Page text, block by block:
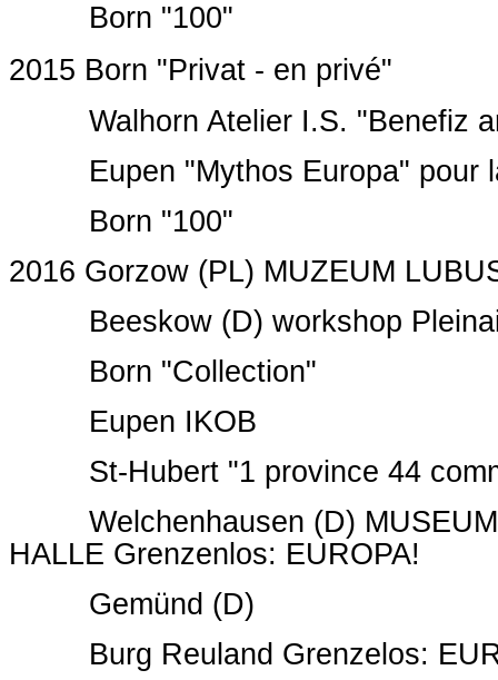
Born "100"
2015 Born "Privat - en privé"
Walhorn Atelier I.S. "Benefiz
Eupen "Mythos Europa" pour
Born "100"
2016 Gorzow (PL) MUZEUM
Beeskow (D) workshop
Born "Collection"
Eupen IKOB
St-Hubert "1 province 44
Welchenhausen (D) MUSEUM
HALLE Grenzenlos: EUROPA!
Gemünd (D)
Burg Reuland Grenzelos: